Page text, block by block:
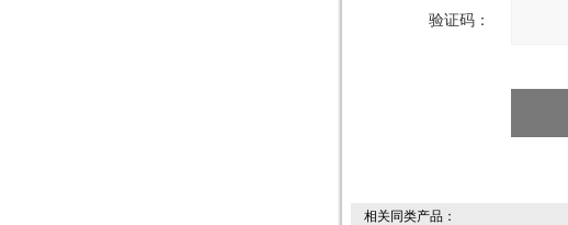
验证码：
相关同类产品：